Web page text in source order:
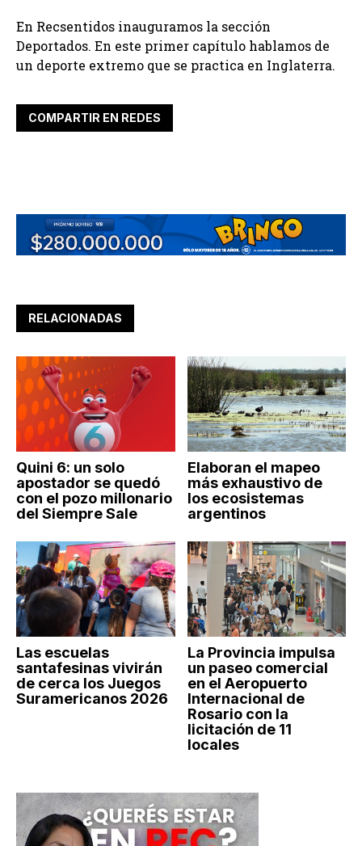
En Recsentidos inauguramos la sección
Deportados. En este primer capítulo hablamos de
un deporte extremo que se practica en Inglaterra.
COMPARTIR EN REDES
RELACIONADAS
Quini 6: un solo
apostador se quedó
con el pozo millonario
del Siempre Sale
Elaboran el mapeo
más exhaustivo de
los ecosistemas
argentinos
Las escuelas
santafesinas vivirán
de cerca los Juegos
Suramericanos 2026
La Provincia impulsa
un paseo comercial
en el Aeropuerto
Internacional de
Rosario con la
licitación de 11
locales